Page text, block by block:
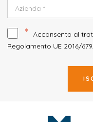
* Acconsento al
Regolamento UE 2016/679.